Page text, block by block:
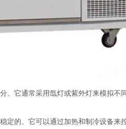
它通常采用氙灯或紫外灯来模拟不
的。它可以通过加热和制冷设备来